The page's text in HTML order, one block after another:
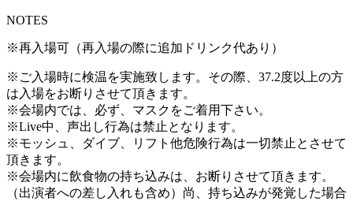
NOTES
※再入場可（再入場の際に追加ドリンク代あり）
※ご入場時に検温を実施致します。その際、37.2度以上の方
は入場をお断りさせて頂きます。
※会場内では、必ず、マスクをご着用下さい。
※Live中、声出し行為は禁止となります。
※モッシュ、ダイブ、リフト他危険行為は一切禁止とさせて
頂きます。
※会場内に飲食物の持ち込みは、お断りさせて頂きます。
（出演者への差し入れも含め）尚、持ち込みが発覚した場合